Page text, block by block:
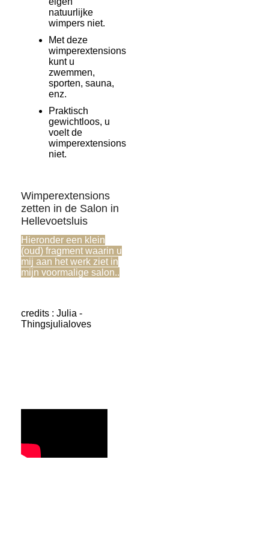
natuurlijke
wimpers niet.
Met deze
wimperextensions
kunt u
zwemmen,
sporten, sauna,
enz.
Praktisch
gewichtloos, u
voelt de
wimperextensions
niet.
Wimperextensions
zetten in de Salon in
Hellevoetsluis
Hieronder een klein
(oud) fragment waarin u
mij aan het werk ziet in
mijn voormalige salon..
credits : Julia -
Thingsjulialoves